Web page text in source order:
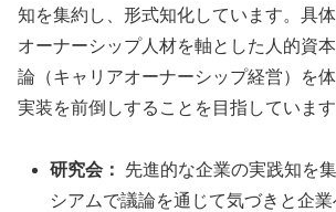
知を集約し、形式知化しています。具
オーナーシップ人材を軸とした人的資
論（キャリアオーナーシップ経営）を
実装を前倒しすることを目指しています
研究会：
先進的な企業の実践知を
シアムで議論を通じて気づきと企